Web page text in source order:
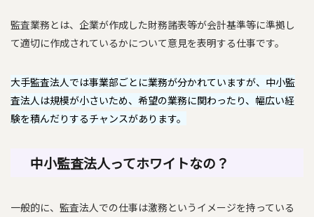
監査業務とは、企業が作成した財務諸表等が会計基準等に準拠し
て適切に作成されているかについて意見を表明する仕事です。
大手監査法人では事業部ごとに業務が分かれていますが、中小監
査法人は規模が小さいため、希望の業務に関わったり、幅広い経
験を積んだりするチャンスがあります。
中小監査法人ってホワイトなの？
一般的に、監査法人での仕事は激務というイメージを持っている